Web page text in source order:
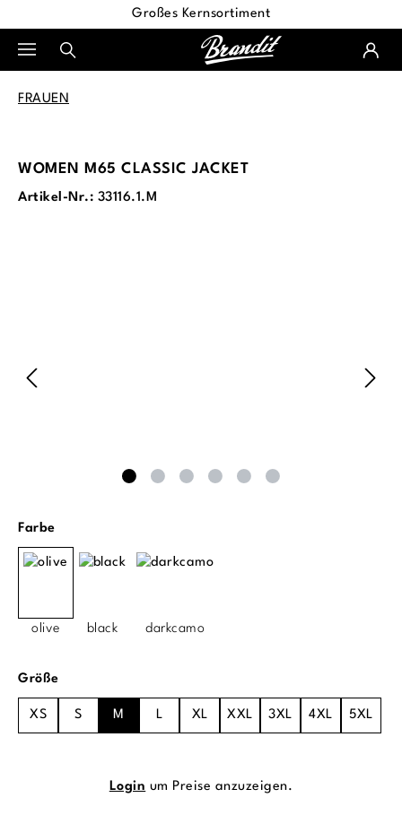
Großes Kernsortiment
FRAUEN
WOMEN M65 CLASSIC JACKET
Artikel-Nr.: 33116.1.M
Farbeauswählen
olive black darkcamo
Größeauswählen
XS S M L XL XXL 3XL 4XL 5XL
Login um Preise anzuzeigen.